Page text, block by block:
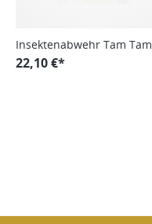
Insektenabwehr Tam Tam
Vet Intensiv Gel
22,10 €*